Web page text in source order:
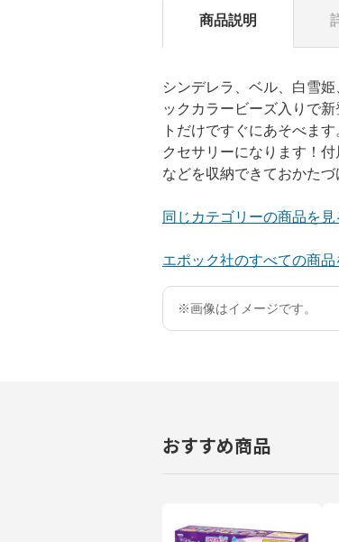
商品説明
シンデレラ、ベル、白雪
ックカラービーズ入りで
トだけですぐにあそべま
クセサリーになります！
などを収納できておかたづ
同じカテゴリーの商品を見
エポック社のすべての商品
※画像はイメージです。
おすすめ商品